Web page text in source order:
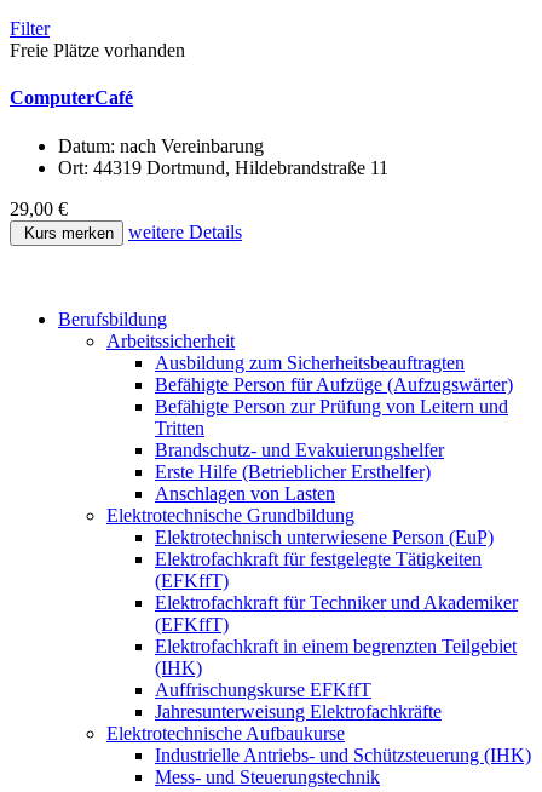
Filter
Freie Plätze vorhanden
ComputerCafé
Datum: nach Vereinbarung
Ort: 44319 Dortmund, Hildebrandstraße 11
29,00 €
Kurs merken weitere Details
Berufsbildung
Arbeitssicherheit
Ausbildung zum Sicherheitsbeauftragten
Befähigte Person für Aufzüge (Aufzugswärter)
Befähigte Person zur Prüfung von Leitern und
Tritten
Brandschutz- und Evakuierungshelfer
Erste Hilfe (Betrieblicher Ersthelfer)
Anschlagen von Lasten
Elektrotechnische Grundbildung
Elektrotechnisch unterwiesene Person (EuP)
Elektrofachkraft für festgelegte Tätigkeiten
(EFKffT)
Elektrofachkraft für Techniker und Akademiker
(EFKffT)
Elektrofachkraft in einem begrenzten Teilgebiet
(IHK)
Auffrischungskurse EFKffT
Jahresunterweisung Elektrofachkräfte
Elektrotechnische Aufbaukurse
Industrielle Antriebs- und Schützsteuerung (IHK)
Mess- und Steuerungstechnik